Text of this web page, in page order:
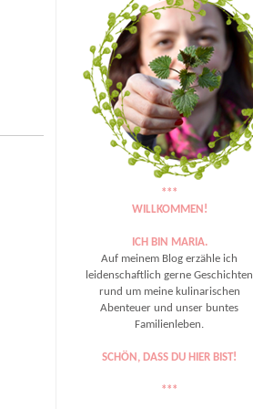
***
WILLKOMMEN!
ICH BIN MARIA.
Auf meinem Blog erzähle ich
leidenschaftlich gerne Geschichten
rund um meine kulinarischen
Abenteuer und unser buntes
Familienleben.
SCHÖN, DASS DU HIER BIST!
***